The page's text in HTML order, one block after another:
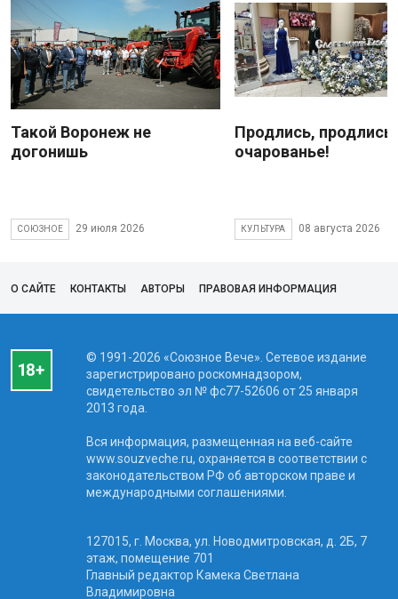
Такой Воронеж не
догонишь
СОЮЗНОЕ 29 июля 2026
Продлись, продлись
очарованье!
КУЛЬТУРА 08 августа 2026
О САЙТЕ КОНТАКТЫ АВТОРЫ ПРАВОВАЯ ИНФОРМАЦИЯ
© 1991-2026 «Союзное Вече». Сетевое издание
зарегистрировано роскомнадзором,
свидетельство эл № фc77-52606 от 25 января
2013 года.
Вся информация, размещенная на веб-сайте
www.souzveche.ru, охраняется в соответствии с
законодательством РФ об авторском праве и
международными соглашениями.
127015, г. Москва, ул. Новодмитровская, д. 2Б, 7
этаж, помещение 701
Главный редактор Камека Светлана
Владимировна